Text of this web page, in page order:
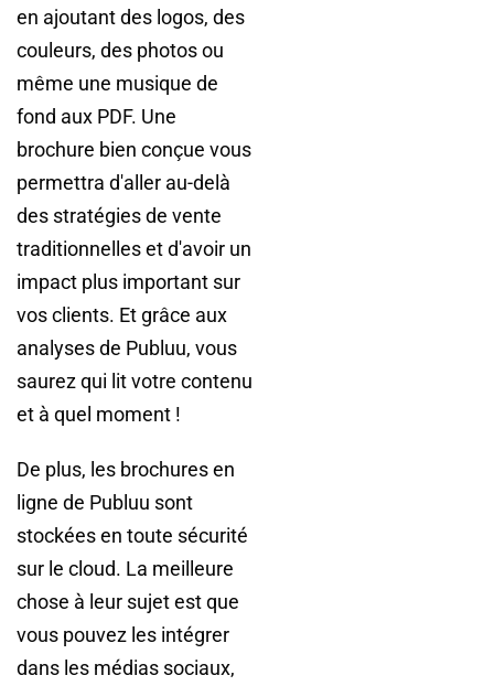
en ajoutant des logos, des
couleurs, des photos ou
même une musique de
fond aux PDF. Une
brochure bien conçue vous
permettra d'aller au-delà
des stratégies de vente
traditionnelles et d'avoir un
impact plus important sur
vos clients. Et grâce aux
analyses de Publuu, vous
saurez qui lit votre contenu
et à quel moment !
De plus, les brochures en
ligne de Publuu sont
stockées en toute sécurité
sur le cloud. La meilleure
chose à leur sujet est que
vous pouvez les intégrer
dans les médias sociaux,